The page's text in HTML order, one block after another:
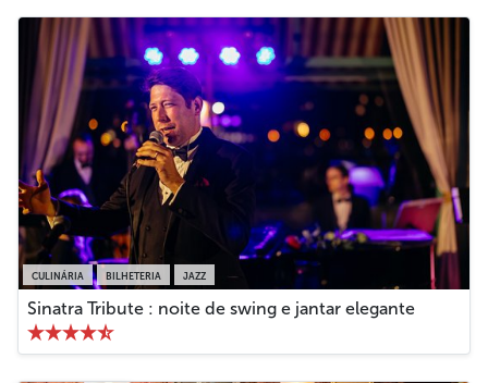
CULINÁRIA BILHETERIA JAZZ
Sinatra Tribute : noite de swing e jantar elegante